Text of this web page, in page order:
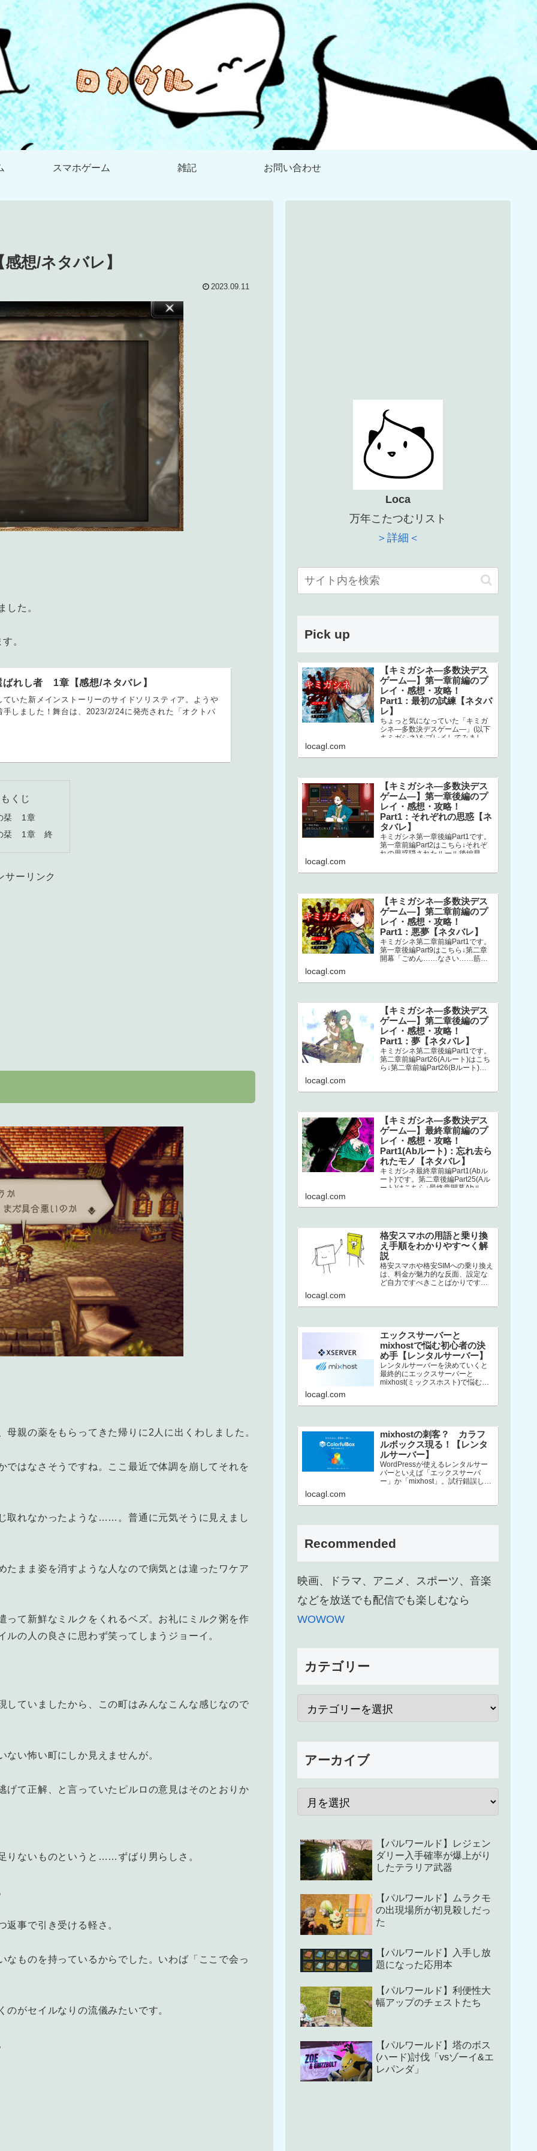
スマホゲーム 雑記 お問い合わせ
想/ネタバレ】
2023.09.11
した。
。
ばれし者 1章【感想/ネタバレ】
いた新メインストーリーのサイドソリスティア。ようや
手しました！舞台は、2023/2/24に発売された「オクトパ
もくじ
栞 1章
栞 1章 終
サーリンク
親の薬をもらってきた帰りに2人に出くわしました。
はなさそうですね。ここ最近で体調を崩してそれを
取れなかったような……。普通に元気そうに見えまし
まま姿を消すような人なので病気とは違ったワケア
って新鮮なミルクをくれるベズ。お礼にミルク粥を作
の人の良さに思わず笑ってしまうジョーイ。
していましたから、この町はみんなこんな感じなので
い怖い町にしか見えませんが。
げて正解、と言っていたピルロの意見はそのとおりか
りないものというと……ずばり男らしさ。
返事で引き受ける軽さ。
ものを持っているからでした。いわば「ここで会っ
がセイルなりの流儀みたいです。
Loca
万年こたつむリスト
＞詳細＜
Pick up
【キミガシネ―多数決デス
ゲーム―】第一章前編のプ
レイ・感想・攻略！
Part1：最初の試練【ネタバ
レ】
ちょっと気になっていた「キミガ
シネ―多数決デスゲーム―」(以下
キミガシネ)をプレイしてみまし
locagl.com
【キミガシネ―多数決デス
ゲーム―】第一章後編のプ
レイ・感想・攻略！
Part1：それぞれの思惑【ネ
タバレ】
キミガシネ第一章後編Part1です。
第一章前編Part2はこちら↓それぞ
れの思惑隠されたルール後編早々
locagl.com
【キミガシネ―多数決デス
ゲーム―】第二章前編のプ
レイ・感想・攻略！
Part1：悪夢【ネタバレ】
キミガシネ第二章前編Part1です。
第一章後編Part9はこちら↓第二章
開幕「ごめん……なさい……筋肉
ら…
locagl.com
【キミガシネ―多数決デス
ゲーム―】第二章後編のプ
レイ・感想・攻略！
Part1：夢【ネタバレ】
キミガシネ第二章後編Part1です。
第二章前編Part26(Aルート)はこち
ら↓第二章前編Part26(Bルート)は
locagl.com
【キミガシネ―多数決デス
ゲーム―】最終章前編のプ
レイ・感想・攻略！
Part1(Abルート)：忘れ去ら
れたモノ【ネタバレ】
キミガシネ最終章前編Part1(Abル
ート)です。第二章後編Part25(Aル
ート)はこちら↓最終章開幕Abルー
locagl.com
格安スマホの用語と乗り換
え手順をわかりやす〜く解
説
格安スマホや格安SIMへの乗り換え
は、料金が魅力的な反面、設定な
ど自力ですべきことばかりです。
まって…
locagl.com
エックスサーバーと
mixhostで悩む初心者の決
め手【レンタルサーバー】
レンタルサーバーを決めていくと
最終的にエックスサーバーと
mixhost(ミックスホスト)で悩むと
フ…
locagl.com
mixhostの刺客？ カラフ
ルボックス現る！【レンタ
ルサーバー】
WordPressが使えるレンタルサー
バーといえば「エックスサーバ
ー」か「mixhost」。試行錯誤した
locagl.com
Recommended
映画、ドラマ、アニメ、スポーツ、音楽
などを放送でも配信でも楽しむなら
WOWOW
カテゴリー
アーカイブ
【パルワールド】レジェン
ダリー入手確率が爆上がり
したテラリア武器
【パルワールド】ムラクモ
の出現場所が初見殺しだっ
た
【パルワールド】入手し放
題になった応用本
【パルワールド】利便性大
幅アップのチェストたち
【パルワールド】塔のボス
(ハード)討伐「vsゾーイ&エ
レパンダ」